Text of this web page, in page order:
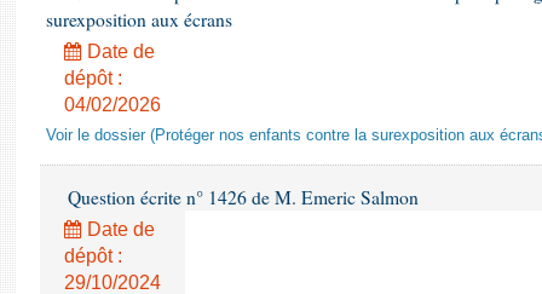
surexposition aux écrans
Date de
dépôt :
04/02/2026
Voir le dossier (Protéger nos enfants contre la surexposition aux
Question écrite n° 1426 de M. Emeric Salmon
Date de
dépôt :
29/10/2024